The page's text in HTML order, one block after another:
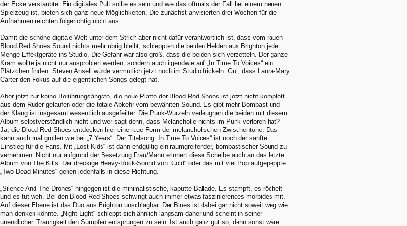
der Ecke verstaubte. Ein digitales Pult sollte es sein und wie das oftmals der Fall bei einem neuen
Spielzeug ist, bieten sich ganz neue Möglichkeiten. Die zunächst anvisierten drei Wochen für die
Aufnahmen reichten folgerichtig nicht aus.
Damit die schöne digitale Welt unter dem Strich aber nicht dafür verantwortlich ist, dass vom rauen
Blood Red Shoes Sound nichts mehr übrig bleibt, schleppten die beiden Helden aus Brighton jede
Menge Effektgeräte ins Studio. Die Gefahr war also groß, dass die beiden sich verzetteln. Der ganze
Kram wollte ja nicht nur ausprobiert werden, sondern auch irgendwie auf „In Time To Voices“ ein
Plätzchen finden. Steven Ansell würde vermutlich jetzt noch im Studio frickeln. Gut, dass Laura-Mary
Carter den Fokus auf die eigentlichen Songs gelegt hat.
Aber jetzt nur keine Berührungsängste, die neue Platte der Blood Red Shoes ist jetzt nicht komplett
aus dem Ruder gelaufen oder die totale Abkehr vom bewährten Sound. Es gibt mehr Bombast und
der Klang ist insgesamt wesentlich ausgefeilter. Die Punk-Wurzeln verleugnen die beiden mit diesem
Album selbstverständlich nicht und wer sagt denn, dass Melancholie nichts im Punk verloren hat?
Ja, die Blood Red Shoes entdecken hier eine raue Form der melancholischen Zwischentöne. Das
kann auch mal grollen wie bei „7 Years“. Der Titelsong „In Time To Voices“ ist noch der sanfte
Einstieg für die Fans. Mit „Lost Kids“ ist dann endgültig ein raumgreifender, bombastischer Sound zu
vernehmen. Nicht nur aufgrund der Besetzung Frau/Mann erinnert diese Scheibe auch an das letzte
Album von The Kills. Der dreckige Heavy-Rock-Sound von „Cold“ oder das mit viel Pop aufgepeppte
„Two Dead Minutes“ gehen jedenfalls in diese Richtung.
„Silence And The Drones“ hingegen ist die minimalistische, kaputte Ballade. Es stampft, es röchelt
und es tut weh. Bei den Blood Red Shoes schwingt auch immer etwas faszinierendes morbides mit.
Auf dieser Ebene ist das Duo aus Brighton unschlagbar. Der Blues ist dabei gar nicht soweit weg wie
man denken könnte. „Night Light“ schleppt sich ähnlich langsam daher und scheint in seiner
unendlichen Traurigkeit den Sümpfen entsprungen zu sein. Ist auch ganz gut so, denn sonst wäre